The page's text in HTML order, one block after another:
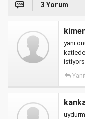
3 Yorum
yani